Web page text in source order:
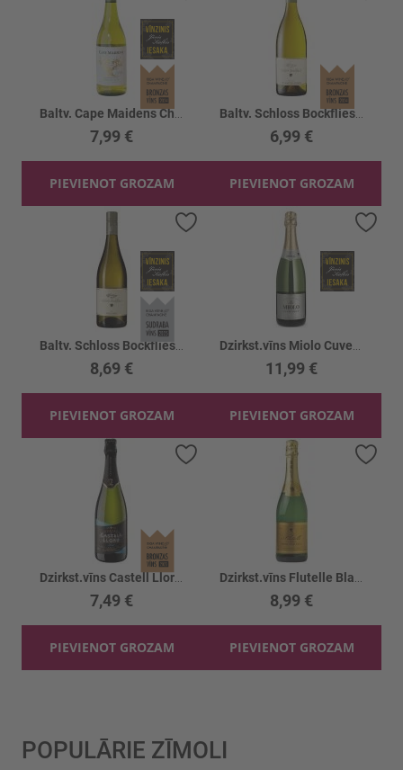
7,99 €
PIEVIENOT GROZAM
6,99 €
PIEVIENOT GROZAM
8,69 €
PIEVIENOT GROZAM
Pievienot vēlmju sarakstam
11,99 €
PIEVIENOT GROZAM
7,49 €
PIEVIENOT GROZAM
Pievienot vēlmju sarakstam
8,99 €
PIEVIENOT GROZAM
POPULĀRIE ZĪMOLI